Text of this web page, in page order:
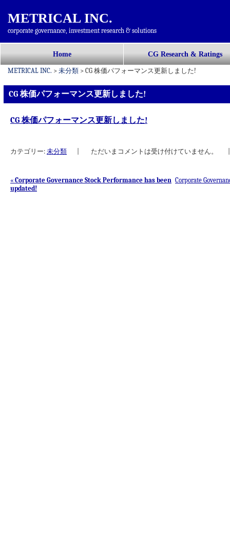
METRICAL INC.
corporate governance, investment research & solutions
メインメニュー
ン
ン
ツ
へ
Home CG Research & Ratings
METRICAL INC. > 未分類 > CG 株価パフォーマンス更新しました!
CG 株価パフォーマンス更新しました!
CG 株価パフォーマンス更新しました!
カテゴリー: 未分類 ただいまコメントは受け付けていません。
投稿ナビゲーション
« Corporate Governance Stock Performance has been
updated!
Corporate